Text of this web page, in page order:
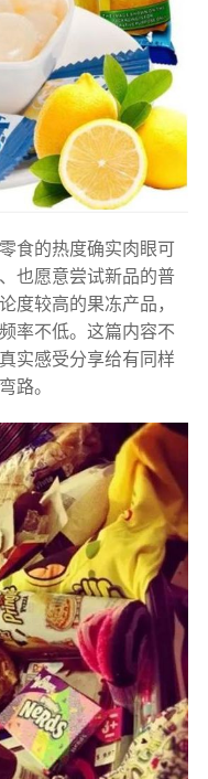
食的热度确实肉眼可
也愿意尝试新品的普
度较高的果冻产品，
率不低。这篇内容不
实感受分享给有同样
路。